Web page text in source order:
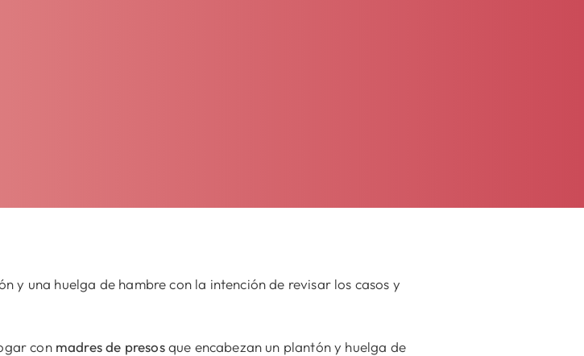
y una huelga de hambre con la intención de revisar los casos y
conmadres de presosque encabezan un plantón y huelga de